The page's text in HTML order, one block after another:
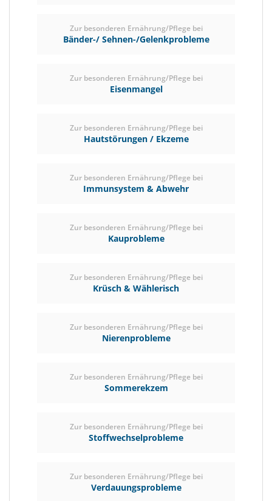
Zur besonderen Ernährung/Pflege bei
Bänder-/ Sehnen-/Gelenkprobleme
Zur besonderen Ernährung/Pflege bei
Eisenmangel
Zur besonderen Ernährung/Pflege bei
Hautstörungen / Ekzeme
Zur besonderen Ernährung/Pflege bei
Immunsystem & Abwehr
Zur besonderen Ernährung/Pflege bei
Kauprobleme
Zur besonderen Ernährung/Pflege bei
Krüsch & Wählerisch
Zur besonderen Ernährung/Pflege bei
Nierenprobleme
Zur besonderen Ernährung/Pflege bei
Sommerekzem
Zur besonderen Ernährung/Pflege bei
Stoffwechselprobleme
Zur besonderen Ernährung/Pflege bei
Verdauungsprobleme